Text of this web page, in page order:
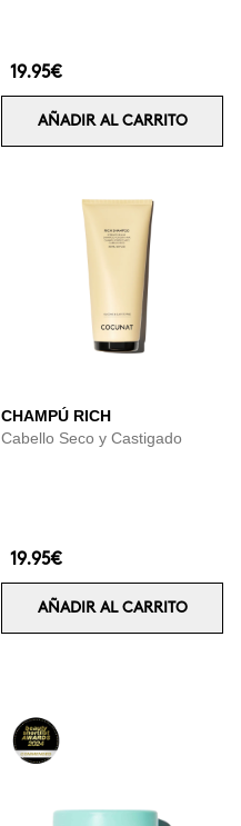
19.95€
AÑADIR AL CARRITO
CHAMPÚ RICH
Cabello Seco y Castigado
19.95€
AÑADIR AL CARRITO